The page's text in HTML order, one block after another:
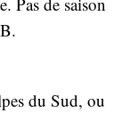
du Sud, ou